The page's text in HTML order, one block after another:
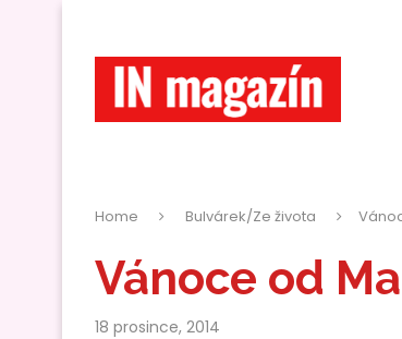
Home Bulvárek/Ze života
Vánoce od
18 prosince, 2014